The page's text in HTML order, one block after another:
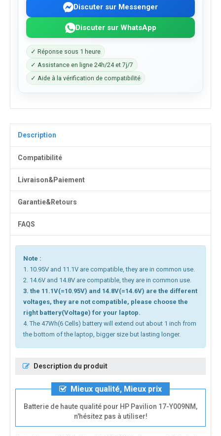
Discuter sur Messenger
Discuter sur WhatsApp
✓ Réponse sous 1 heure
✓ Assistance en ligne 24h/24 et 7j/7
✓ Aide à la vérification de compatibilité
Description
Compatibilité
Livraison&Paiement
Garantie&Retours
FAQS
Note :
1. 10.95V and 11.1V are compatible, they are in common use.
2. 14.6V and 14.8V are compatible, they are in common use.
3. the 11.1V(=10.95V) and 14.8V(=14.6V) are the different
voltages, they are not compatible, please choose the
right battery(Voltage) for your laptop.
4. The 47Wh(6 Cells) battery will extend out about 1 inch from
the bottom of the laptop, bigger size but lasting longer.
Description du produit
Mieux qualité, Mieux prix
Batterie de haute qualité pour HP Pavilion 17-Y009NM,
n'hésitez pas à utiliser!